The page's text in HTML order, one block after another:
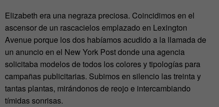
Elizabeth era una negraza preciosa. Coincidimos en el
ascensor de un rascacielos emplazado en Lexington
Avenue porque los dos habíamos acudido a la llamada de
un anuncio en el New York Post donde una agencia
solicitaba modelos de todos los colores y tipologías para
campañas publicitarias. Subimos en silencio las treinta y
tantas plantas, mirándonos de reojo e intercambiando
tímidas sonrisas.